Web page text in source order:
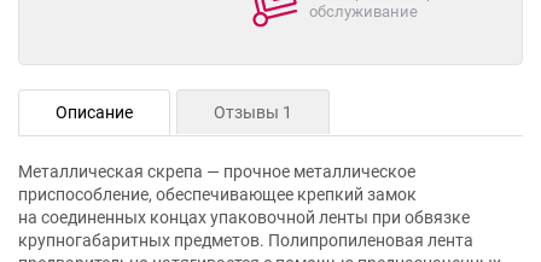
обслуживание
Описание Отзывы 1
Металлическая скрепа — прочное металлическое
приспособление, обеспечивающее крепкий замок
на соединенных концах упаковочной ленты при обвязке
крупногабаритных предметов. Полипропиленовая лента